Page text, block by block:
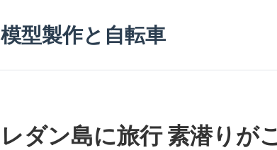
模型製作と自転車
レダン島に旅行 素潜りが